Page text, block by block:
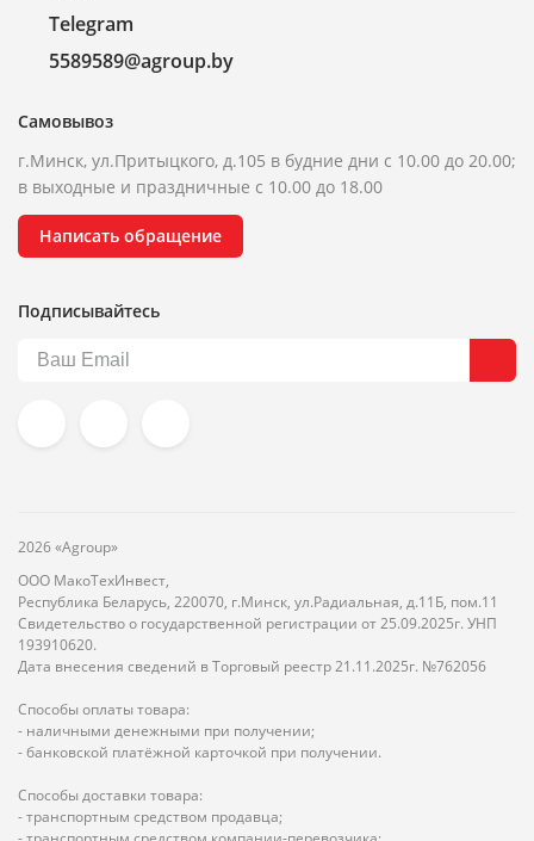
Telegram
5589589@agroup.by
Самовывоз
г.Минск, ул.Притыцкого, д.105 в будние дни с 10.00 до 20.00;
в выходные и праздничные с 10.00 до 18.00
Написать обращение
Подписывайтесь
2026 «Agroup»
ООО МакоТехИнвест,
Республика Беларусь, 220070, г.Минск, ул.Радиальная, д.11Б, пом.11
Свидетельство о государственной регистрации от 25.09.2025г. УНП
193910620.
Дата внесения сведений в Торговый реестр 21.11.2025г. №762056
Способы оплаты товара:
- наличными денежными при получении;
- банковской платёжной карточкой при получении.
Способы доставки товара:
- транспортным средством продавца;